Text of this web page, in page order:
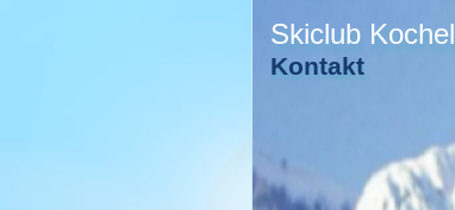
Skiclub Kochel
Kontakt